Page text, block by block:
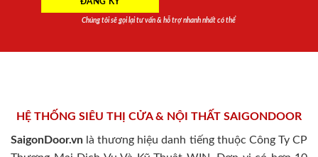
Chúng tôi sẽ gọi lại tư vấn & hỗ trợ nhanh nhất có thể
HỆ THỐNG SIÊU THỊ CỬA & NỘI THẤT SAIGONDOOR
SaigonDoor.vn là thương hiệu danh tiếng thuộc Công Ty CP